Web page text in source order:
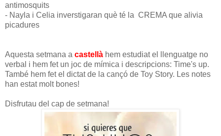
antimosquits
- Nayla i Celia inverstigaran què té la CREMA que alivia
picadures
Aquesta setmana a castellà hem estudiat el llenguatge no
verbal i hem fet un joc de mímica i descripcions: Time's up.
També hem fet el dictat de la cançó de Toy Story. Les notes
han estat molt bones!
Disfrutau del cap de setmana!